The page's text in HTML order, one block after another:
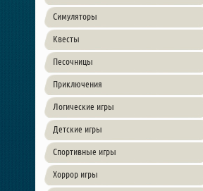
Симуляторы
Квесты
Песочницы
Приключения
Логические игры
Детские игры
Спортивные игры
Хоррор игры